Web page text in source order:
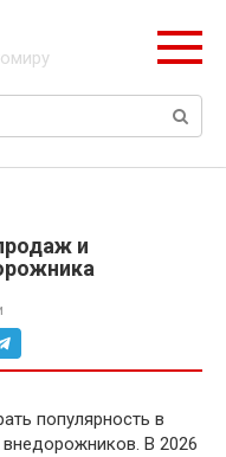
и
популярность в
внедорожников. В 2026